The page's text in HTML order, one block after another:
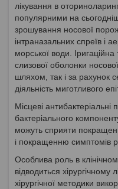
лікування в
популярними на
зрошування носової
інтраназальних спреїв і
морської води.
слизової оболонки
шляхом, так і за рахунок
діяльність миготливого
Місцеві
бактеріального
можуть сприяти
і покращенню симптомів
Особлива роль в
відводиться
хірургічної методики